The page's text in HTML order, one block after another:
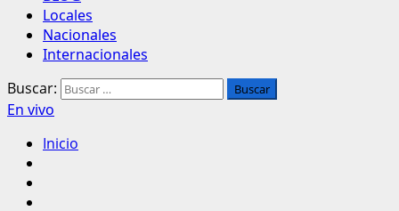
Locales
Nacionales
Internacionales
Buscar:
En vivo
Inicio